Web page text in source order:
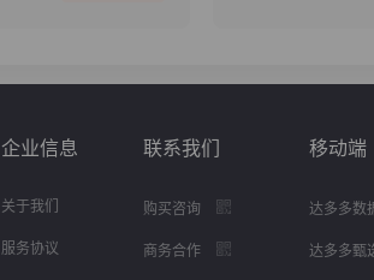
企业信息
关于我们
服务协议
联系我们
购买咨询
商务合作
移动端
达多多数
达多多甄